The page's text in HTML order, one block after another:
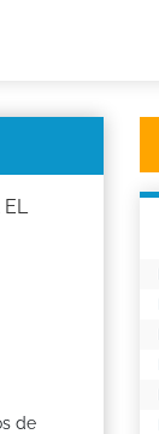
EL
de